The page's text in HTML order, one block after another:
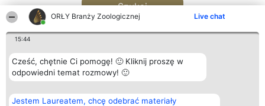
ORŁY Branży Zoologicznej Live chat
15:44
Cześć, chętnie Ci pomogę! 🙂 Kliknij proszę w
odpowiedni temat rozmowy! 🙂
Jestem Laureatem, chcę odebrać materiały
Szukaj
Organizator plebiscytu
Bright Side Solutions sp. z o.
Plebiscyt
Laureaci
Kontakt
Kontakt